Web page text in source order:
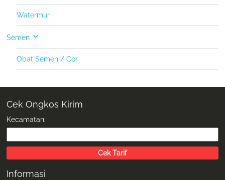
Watermur
Semen
Obat Semen / Cor
Cek Ongkos Kirim
Kecamatan:
Informasi